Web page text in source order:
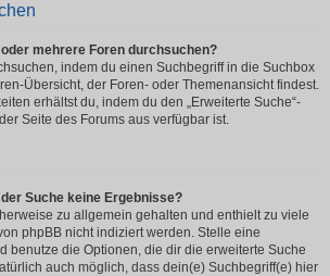
mehrere Foren durchsuchen?
indem du einen Suchbegriff in die Suchbox
Übersicht, der Foren- oder Themenansicht findest.
erhältst du, indem du den „Erweiterte Suche“-
Seite des Forums aus verfügbar ist.
Suche keine Ergebnisse?
zu allgemein gehalten und enthielt zu viele
phpBB nicht indiziert werden. Stelle eine
benutze die Optionen, die dir die erweiterte Suche
auch möglich, dass dein(e) Suchbegriff(e) hier